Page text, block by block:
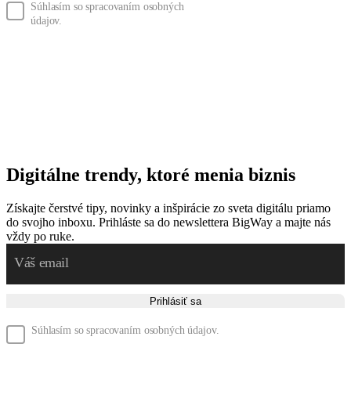
Súhlasím so spracovaním osobných
údajov.
Digitálne trendy, ktoré menia biznis
Získajte čerstvé tipy, novinky a inšpirácie zo sveta digitálu priamo
do svojho inboxu. Prihláste sa do newslettera BigWay a majte nás
vždy po ruke.
Prihlásiť sa
Súhlasím so spracovaním osobných údajov.